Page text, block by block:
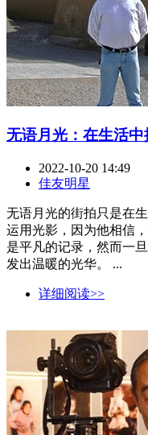
无语月光：在生活
2022-10-20 14:49
佳友明星
无语月光的街拍只是在
运用光影，因为他相信
是平凡的记录，然而一
发出温暖的光华。 ...
详细阅读>>